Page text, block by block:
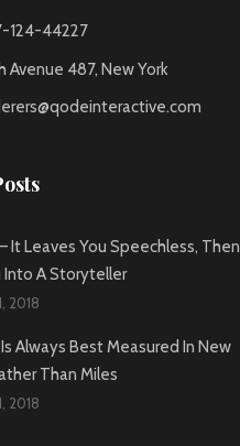
124-44227
Avenue 487, New York
It Leaves You Speechless, Then
Into A Storyteller
2018
Always Best Measured In New
Than Miles
2018